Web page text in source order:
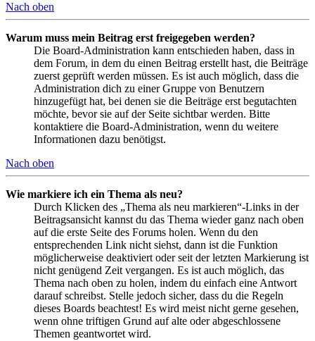
Nach oben
Warum muss mein Beitrag erst freigegeben werden?
Die Board-Administration kann entschieden haben, dass in
dem Forum, in dem du einen Beitrag erstellt hast, die Beiträge
zuerst geprüft werden müssen. Es ist auch möglich, dass die
Administration dich zu einer Gruppe von Benutzern
hinzugefügt hat, bei denen sie die Beiträge erst begutachten
möchte, bevor sie auf der Seite sichtbar werden. Bitte
kontaktiere die Board-Administration, wenn du weitere
Informationen dazu benötigst.
Nach oben
Wie markiere ich ein Thema als neu?
Durch Klicken des „Thema als neu markieren“-Links in der
Beitragsansicht kannst du das Thema wieder ganz nach oben
auf die erste Seite des Forums holen. Wenn du den
entsprechenden Link nicht siehst, dann ist die Funktion
möglicherweise deaktiviert oder seit der letzten Markierung ist
nicht genügend Zeit vergangen. Es ist auch möglich, das
Thema nach oben zu holen, indem du einfach eine Antwort
darauf schreibst. Stelle jedoch sicher, dass du die Regeln
dieses Boards beachtest! Es wird meist nicht gerne gesehen,
wenn ohne triftigen Grund auf alte oder abgeschlossene
Themen geantwortet wird.